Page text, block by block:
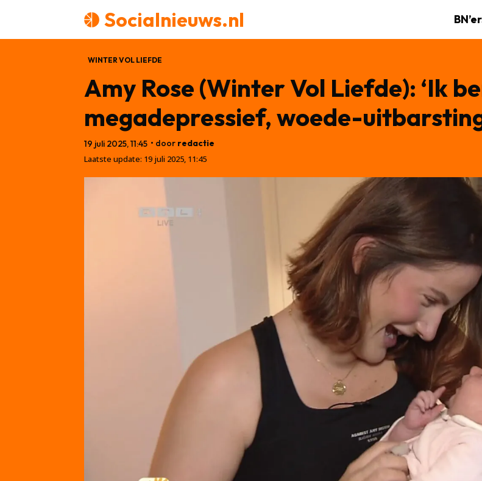
Socialnieuws.nl
WINTER VOL LIEFDE
Amy Rose (Winter Vol Liefde): ‘Ik
megadepressief, woede-
19 juli 2025, 11:45 • door redactie
Laatste update: 19 juli 2025, 11:45